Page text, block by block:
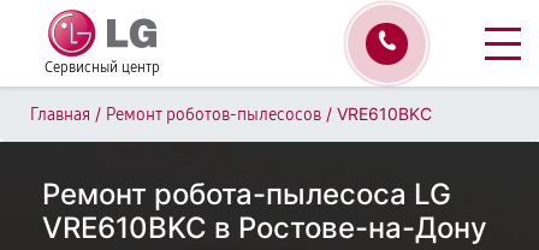
Сервисный центр
Главная / Ремонт роботов-пылесосов / VRE610BKC
Ремонт робота-пылесоса LG
VRE610BKC в Ростове-на-Дону